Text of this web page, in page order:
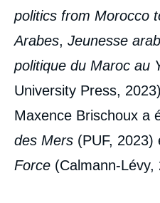
politics from Morocco
Arabes, Jeunesse
politique du Maroc au
University Press,
Maxence Brischoux a
des Mers (PUF, 2023)
Force (Calmann-Lévy,